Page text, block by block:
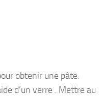
obtenir une pâte.
d’un verre . Mettre au